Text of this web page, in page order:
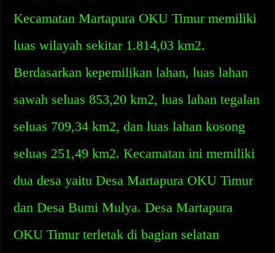
Kecamatan Martapura OKU Timur memiliki
luas wilayah sekitar 1.814,03 km2.
Berdasarkan kepemilikan lahan, luas lahan
sawah seluas 853,20 km2, luas lahan tegalan
seluas 709,34 km2, dan luas lahan kosong
seluas 251,49 km2. Kecamatan ini memiliki
dua desa yaitu Desa Martapura OKU Timur
dan Desa Bumi Mulya. Desa Martapura
OKU Timur terletak di bagian selatan